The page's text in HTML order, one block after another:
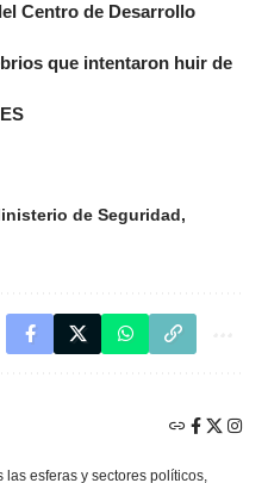
Centro de Desarrollo
que intentaron huir de
de Seguridad
esferas y sectores políticos,